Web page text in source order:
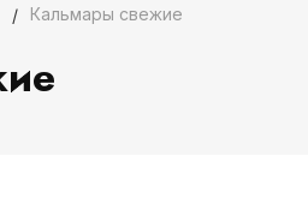
Кальмары свежие